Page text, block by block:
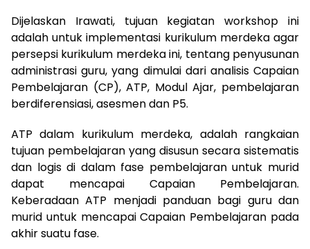
Dijelaskan Irawati, tujuan kegiatan workshop ini
adalah untuk implementasi kurikulum merdeka agar
persepsi kurikulum merdeka ini, tentang penyusunan
administrasi guru, yang dimulai dari analisis Capaian
Pembelajaran (CP), ATP, Modul Ajar, pembelajaran
berdiferensiasi, asesmen dan P5.
ATP dalam kurikulum merdeka, adalah rangkaian
tujuan pembelajaran yang disusun secara sistematis
dan logis di dalam fase pembelajaran untuk murid
dapat mencapai Capaian Pembelajaran.
Keberadaan ATP menjadi panduan bagi guru dan
murid untuk mencapai Capaian Pembelajaran pada
akhir suatu fase.